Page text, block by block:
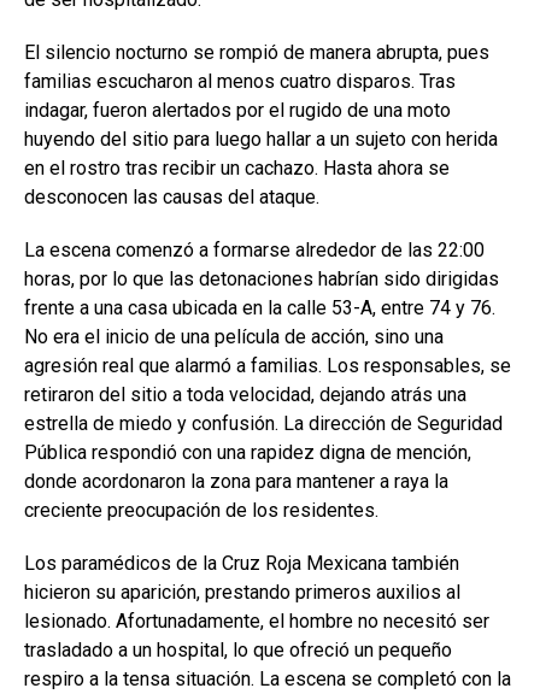
El silencio nocturno se rompió de manera abrupta, pues
familias escucharon al menos cuatro disparos. Tras
indagar, fueron alertados por el rugido de una moto
huyendo del sitio para luego hallar a un sujeto con herida
en el rostro tras recibir un cachazo. Hasta ahora se
desconocen las causas del ataque.
La escena comenzó a formarse alrededor de las 22:00
horas, por lo que las detonaciones habrían sido dirigidas
frente a una casa ubicada en la calle 53-A, entre 74 y 76.
No era el inicio de una película de acción, sino una
agresión real que alarmó a familias. Los responsables, se
retiraron del sitio a toda velocidad, dejando atrás una
estrella de miedo y confusión. La dirección de Seguridad
Pública respondió con una rapidez digna de mención,
donde acordonaron la zona para mantener a raya la
creciente preocupación de los residentes.
Los paramédicos de la Cruz Roja Mexicana también
hicieron su aparición, prestando primeros auxilios al
lesionado. Afortunadamente, el hombre no necesitó ser
trasladado a un hospital, lo que ofreció un pequeño
respiro a la tensa situación. La escena se completó con la